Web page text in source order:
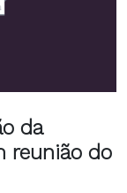
da
reunião do